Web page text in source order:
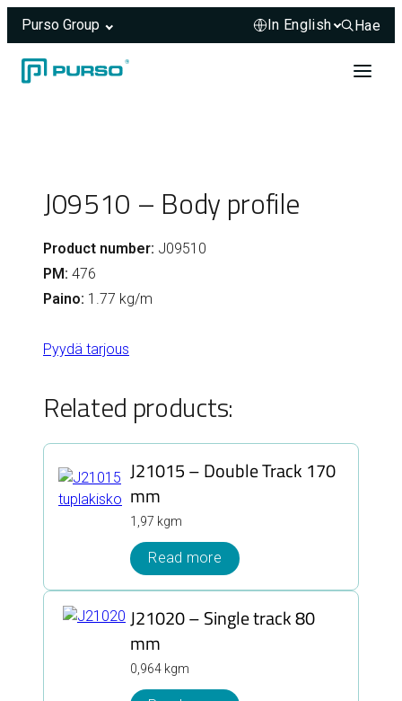
Purso Group
Hae
Hae
J09510 – Body profile
Product number: J09510
PM: 476
Paino: 1.77 kg/m
Pyydä tarjous
Related products:
J21015 – Double Track 170
mm
1,97 kgm
Read more
J21020 – Single track 80
mm
0,964 kgm